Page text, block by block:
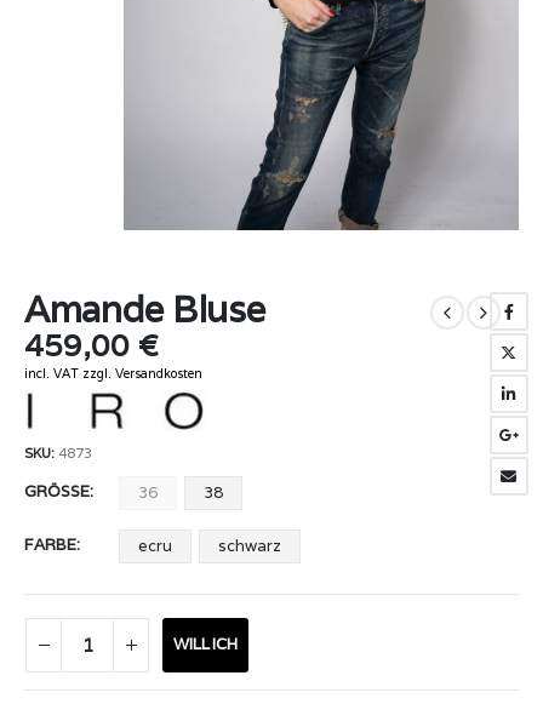
Amande Bluse
459,00 €
incl. VAT zzgl. Versandkosten
SKU: 4873
GRÖSSE 36 38
FARBE ecru schwarz
WILL ICH